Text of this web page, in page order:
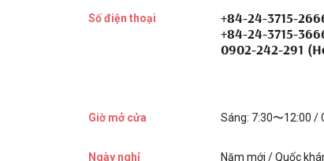
Số điện thoại
+84-24-3715-
+84-24-3715-
0902-242-291
Giờ mở cửa Sáng: 7:30〜12:00 /
Ngày nghỉ Năm mới / Quốc